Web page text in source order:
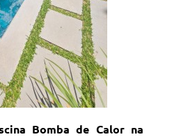
Bomba de Calor na